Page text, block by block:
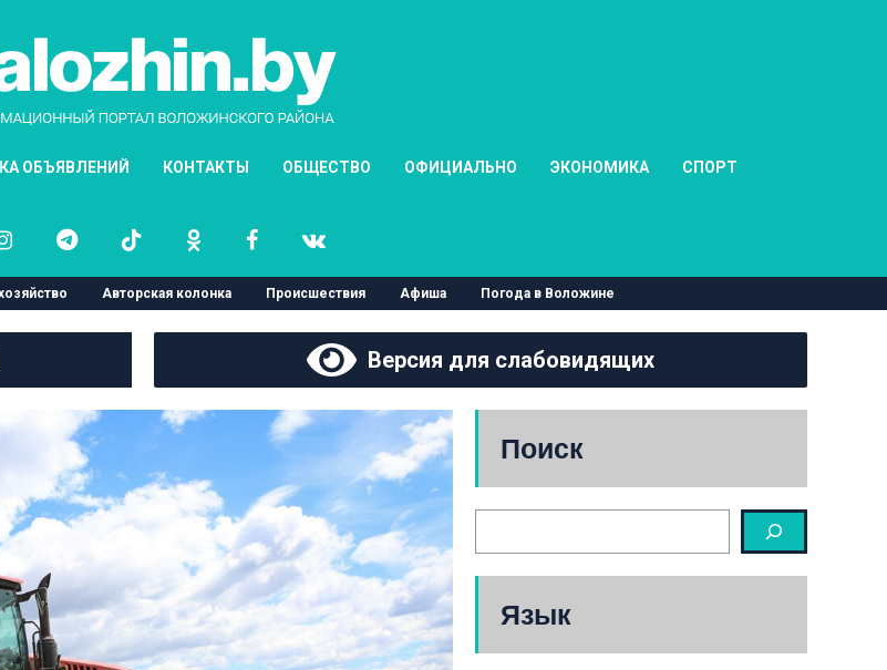
ОБЪЯВЛЕНИЙ КОНТАКТЫ ОБЩЕСТВО ОФИЦИАЛЬНО ЭКОНОМИКА СПОРТ
Авторская колонка Происшествия Афиша Погода в Воложине
Версия для слабовидящих
Поиск
Язык